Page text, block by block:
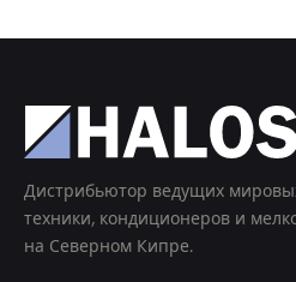
Дистрибьютор ведущих
техники, кондиционеров и
на Северном Кипре.